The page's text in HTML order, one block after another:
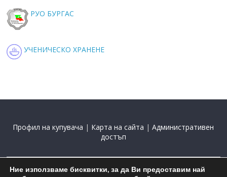
РУО БУРГАС
УЧЕНИЧЕСКО ХРАНЕНЕ
Профил на купувача | Карта на сайта |Административен
достъп
Ние използваме бисквитки, за да Ви предоставим най